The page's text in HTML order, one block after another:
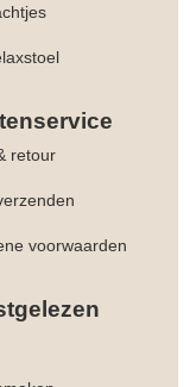
retour
voorwaarden